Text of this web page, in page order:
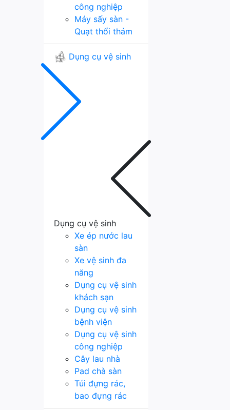
công nghiệp
Máy sấy sàn -
Quạt thổi thảm
Dụng cụ vệ sinh
Dụng cụ vệ sinh
Xe ép nước lau
sàn
Xe vệ sinh đa
năng
Dụng cụ vệ sinh
khách sạn
Dụng cụ vệ sinh
bệnh viện
Dụng cụ vệ sinh
công nghiệp
Cây lau nhà
Pad chà sàn
Túi đựng rác,
bao đựng rác